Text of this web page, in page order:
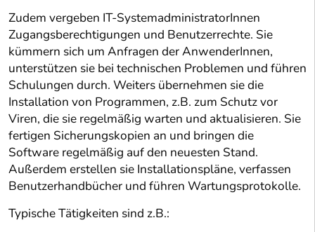
Zudem vergeben IT-SystemadministratorInnen
Zugangsberechtigungen und Benutzerrechte. Sie
kümmern sich um Anfragen der AnwenderInnen,
unterstützen sie bei technischen Problemen und führen
Schulungen durch. Weiters übernehmen sie die
Installation von Programmen, z.B. zum Schutz vor
Viren, die sie regelmäßig warten und aktualisieren. Sie
fertigen Sicherungskopien an und bringen die
Software regelmäßig auf den neuesten Stand.
Außerdem erstellen sie Installationspläne, verfassen
Benutzerhandbücher und führen Wartungsprotokolle.
Typische Tätigkeiten sind z.B.: